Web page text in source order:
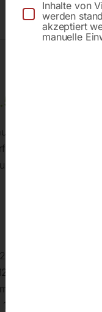
Beschreibung
der Traverse
erfolgt
mm
– I 600
mm
Inhalte von
werden
akzeptiert
manuelle